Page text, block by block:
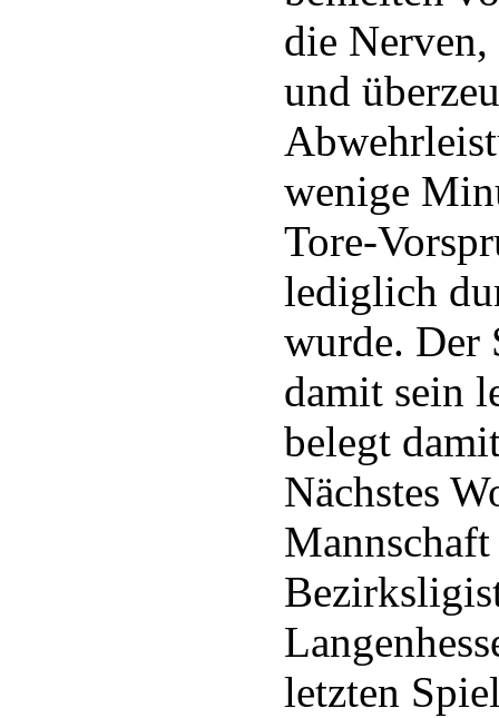
die
und
wenige
Tore-
lediglich
wurde. Der
damit sein
belegt
Nächstes
letzten